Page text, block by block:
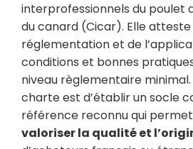
interprofessionnels du poulet
du canard (Cicar). Elle
réglementation et de
conditions et bonnes
niveau règlementaire minimal.
charte est d’établir un socle
référence reconnu qui
valoriser la qualité et